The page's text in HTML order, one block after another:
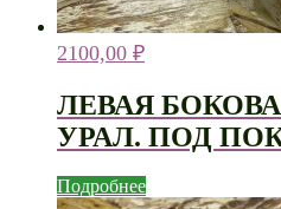
2100,00 ₽
ЛЕВАЯ
УРАЛ. ПОД
Подробнее